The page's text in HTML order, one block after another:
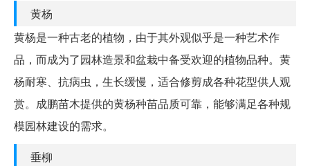
黄杨
黄杨是一种古老的植物，由于其外观似乎是一种艺术作
品，而成为了园林造景和盆栽中备受欢迎的植物品种。黄
杨耐寒、抗病虫，生长缓慢，适合修剪成各种花型供人观
赏。成鹏苗木提供的黄杨种苗品质可靠，能够满足各种规
模园林建设的需求。
垂柳